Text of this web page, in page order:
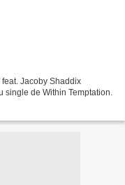
Jacoby Shaddix
single de Within Temptation.